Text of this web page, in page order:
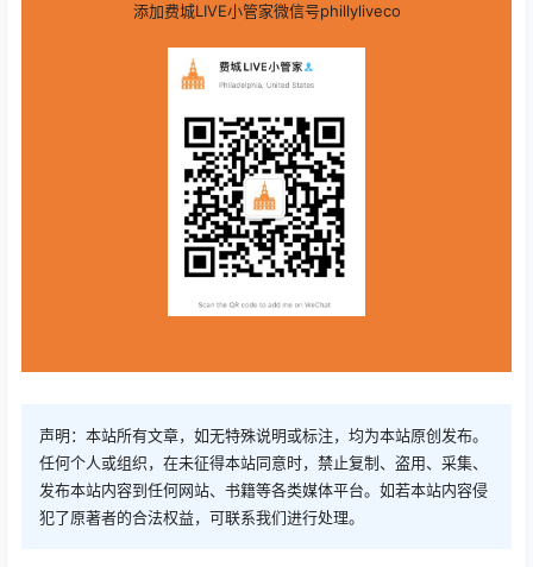
添加费城LIVE小管家微信号phillyliveco
声明：本站所有文章，如无特殊说明或标注，均为本站原创发布。
任何个人或组织，在未征得本站同意时，禁止复制、盗用、采集、
发布本站内容到任何网站、书籍等各类媒体平台。如若本站内容侵
犯了原著者的合法权益，可联系我们进行处理。